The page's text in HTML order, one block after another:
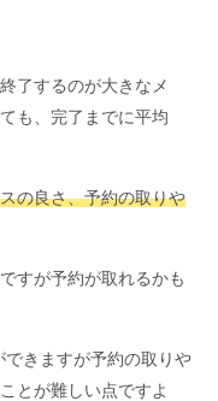
了するのが大きなメ
も、完了までに平均
の良さ、予約の取りや
すが予約が取れるかも
きますが予約の取りや
とが難しい点ですよ